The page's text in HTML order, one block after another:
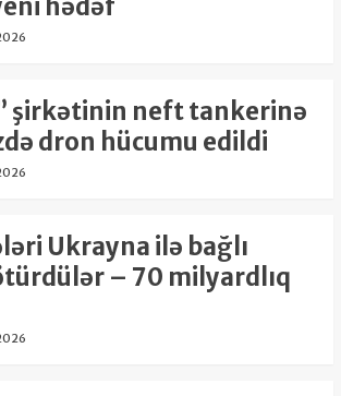
hədəf
şirkətinin neft tankerinə
dron hücumu edildi
Ukrayna ilə bağlı
– 70 milyardlıq